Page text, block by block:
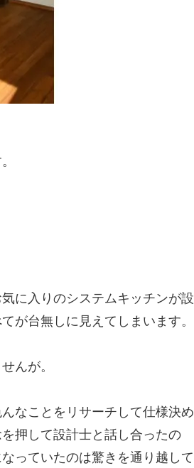
に入りのシステムキッチンが設
が台無しに見えてしまいます。
んが。
なことをリサーチして仕様決め
押して設計士と話し合ったの
っていたのは驚きを通り越して